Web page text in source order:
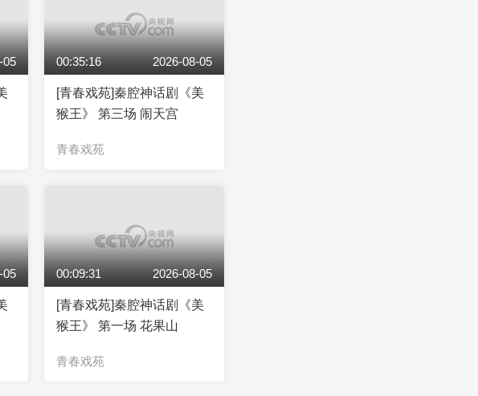
05 00:35:16 2026-08-05
[青春戏苑]秦腔神话剧《美
猴王》 第三场 闹天宫
青春戏苑
05 00:09:31 2026-08-05
[青春戏苑]秦腔神话剧《美
猴王》 第一场 花果山
青春戏苑